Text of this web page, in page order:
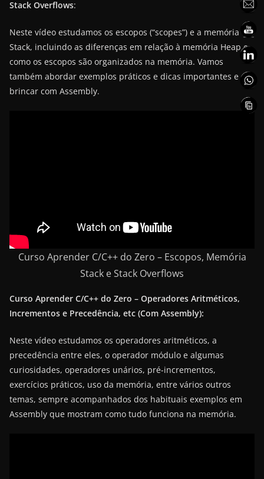
Stack Overflows:
Neste vídeo estudamos os escopos (“scopes”) e a memória
Stack, incluindo as diferenças em relação à memória Heap e
como os escopos são organizados na memória. Vamos
também abordar exemplos práticos e dicas importantes e
brincar com Assembly.
Curso Aprender C/C++ do Zero – Escopos, Memória
Stack e Stack Overflows
Curso Aprender C/C++ do Zero – Operadores Aritméticos,
Incrementos e Precedência, etc (Com Assembly):
Neste vídeo estudamos os operadores aritméticos, a
precedência entre eles, o operador módulo e algumas
curiosidades, operadores unários, pré-incrementos,
exercícios práticos, uso da memória, entre vários outros
temas, sempre acompanhados dos habituais exemplos em
Assembly que mostram como tudo funciona na memória.